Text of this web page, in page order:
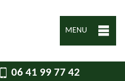
MENU
06 41 99 77 42